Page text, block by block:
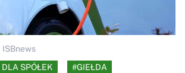
ISBnews
SPÓŁEK
#GIEŁDA